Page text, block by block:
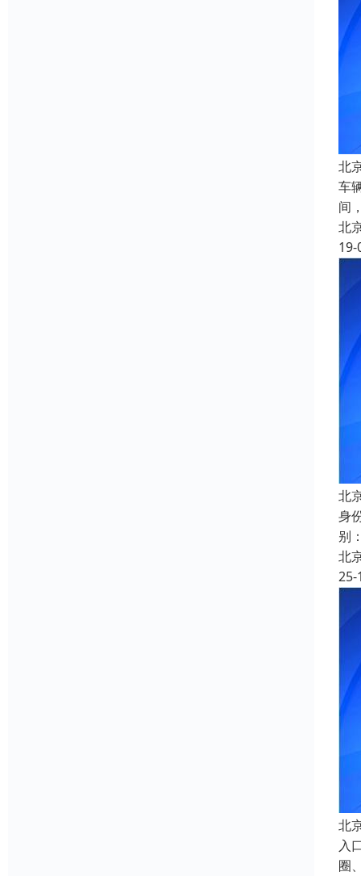
北
车
间
北
19-
北
身
别
北
25-
北
入
圈